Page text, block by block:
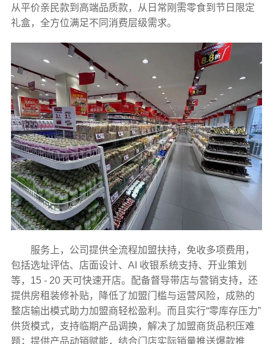
从平价亲民款到高端品质款，从日常刚需零食到节日限定
礼盒，全方位满足不同消费层级需求。
服务上，公司提供全流程加盟扶持，免收多项费用，
包括选址评估、店面设计、AI 收银系统支持、开业策划
等，15 - 20 天可快速开店。配备督导带店与营销支持，还
提供房租装修补贴，降低了加盟门槛与运营风险，成熟的
整店输出模式助力加盟商轻松盈利。而且实行“零库存压力”
供货模式，支持临期产品调换，解决了加盟商货品积压难
题；提供产品动销赋能，结合门店实际销量推送爆款推